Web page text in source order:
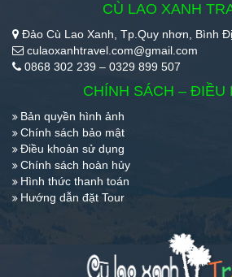
CÙ LAO XANH
Đảo Cù Lao Xanh, Tp.Quy nhơn, Bình
culaoxanhtravel.com@gmail.com
0868 302 239 – 0329 899 507
CHÍNH SÁCH – ĐIỀU
Bản quyền hình ảnh
Chính sách bảo mật
Điều khoản sử dụng
Chính sách hoàn hủy
Hình thức thanh toán
Hướng dẫn đặt Tour